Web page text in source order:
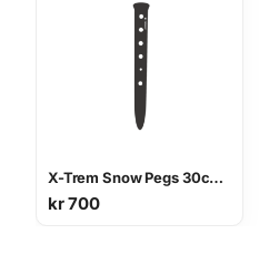
X-Trem Snow Pegs 30cm, 6pcs
kr700